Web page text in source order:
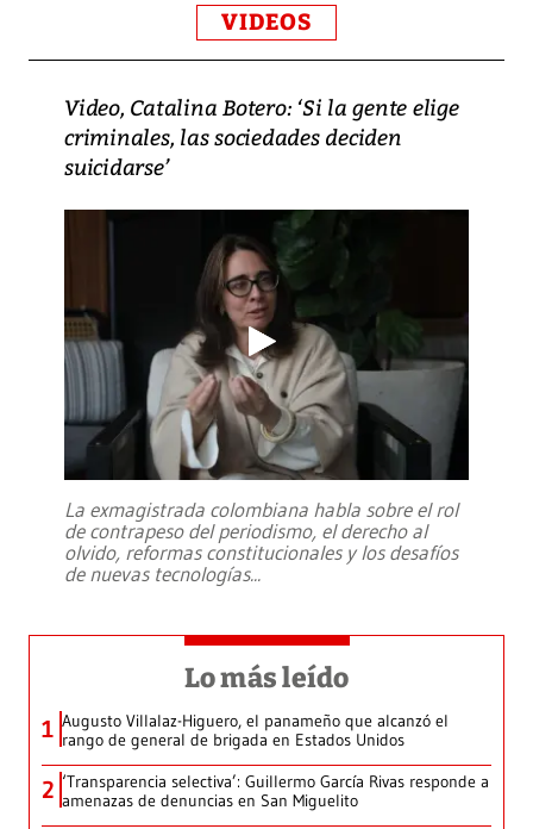
VIDEOS
Video, Catalina Botero: ‘Si la gente elige
criminales, las sociedades deciden
suicidarse’
La exmagistrada colombiana habla sobre el rol
de contrapeso del periodismo, el derecho al
olvido, reformas constitucionales y los desafíos
de nuevas tecnologías...
Lo más leído
1 Augusto Villalaz-Higuero, el panameño que alcanzó el
rango de general de brigada en Estados Unidos
2 ‘Transparencia selectiva’: Guillermo García Rivas responde a
amenazas de denuncias en San Miguelito